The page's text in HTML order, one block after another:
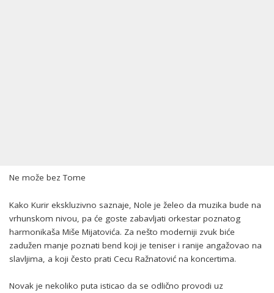
Ne može bez Tome
Kako Kurir ekskluzivno saznaje, Nole je želeo da muzika bude na
vrhunskom nivou, pa će goste zabavljati orkestar poznatog
harmonikaša Miše Mijatovića. Za nešto moderniji zvuk biće
zadužen manje poznati bend koji je teniser i ranije angažovao na
slavljima, a koji često prati Cecu Ražnatović na koncertima.
Novak je nekoliko puta isticao da se odlično provodi uz